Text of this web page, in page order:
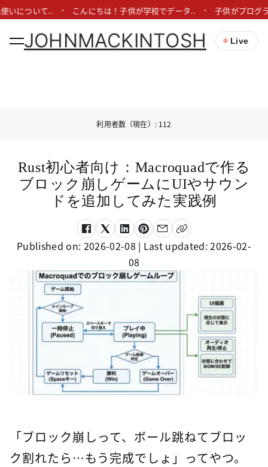
いについて.. こんにちは！子供が学校でデータ.. 子供がプログ
JOHNMACKINTOSH Live
利用者数（現在）: 112
Rust初心者向け：Macroquadで作る
ブロック崩しゲームにUIやサウン
ドを追加してみた実践例
Published on: 2026-02-08 | Last updated:2026-02-
08
「ブロック崩しって、ボール跳ねてブロッ
ク割れたら…もう完成でしょ」ってやつ。